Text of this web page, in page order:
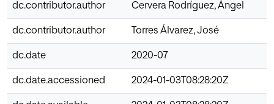
dc.contributor.author Cervera Rodríguez, Ángel
dc.contributor.author Torres Álvarez, José
dc.date 2020-07
dc.date.accessioned 2024-01-03T08:28:20Z